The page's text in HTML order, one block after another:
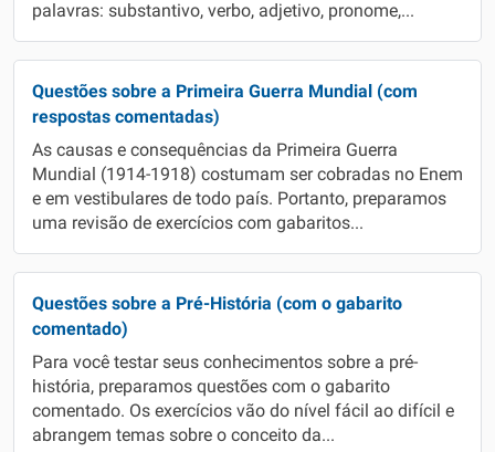
palavras: substantivo, verbo, adjetivo, pronome,...
Questões sobre a Primeira Guerra Mundial (com
respostas comentadas)
As causas e consequências da Primeira Guerra
Mundial (1914-1918) costumam ser cobradas no Enem
e em vestibulares de todo país. Portanto, preparamos
uma revisão de exercícios com gabaritos...
Questões sobre a Pré-História (com o gabarito
comentado)
Para você testar seus conhecimentos sobre a pré-
história, preparamos questões com o gabarito
comentado. Os exercícios vão do nível fácil ao difícil e
abrangem temas sobre o conceito da...